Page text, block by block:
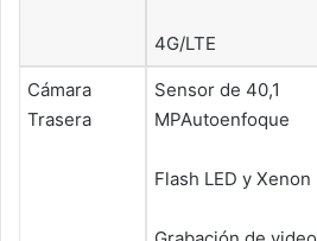
4G/LTE
Cámara
Trasera
Sensor de 40,1
MPAutoenfoque
Flash LED y Xenon